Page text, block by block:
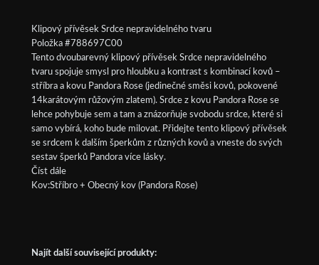
Klipový přívěsek Srdce nepravidelného tvaru
Položka #788697C00
Tento dvoubarevný klipový přívěsek Srdce nepravidelného
tvaru spojuje smysl pro hloubku a kontrast s kombinací kovů –
stříbra a kovu Pandora Rose (jedinečné směsi kovů, pokovené
14karátovým růžovým zlatem). Srdce z kovu Pandora Rose se
lehce pohybuje sem a tam a znázorňuje svobodu srdce, které si
samo vybírá, koho bude milovat. Přidejte tento klipový přívěsek
se srdcem k dalším šperkům z různých kovů a vneste do svých
sestav šperků Pandora více lásky.
Číst dále
Kov:Stříbro + Obecný kov (Pandora Rose)
Najít další související produkty: